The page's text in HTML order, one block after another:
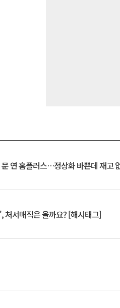
연 홈플러스…정상화 바쁜데 재고
처서매직은 올까요? [해시태그]